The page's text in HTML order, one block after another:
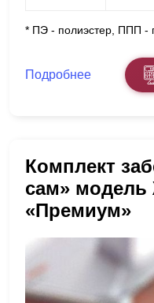
* ПЭ - полиэстер, ППП -
Подробнее
Комплект
сам»
«Премиум»